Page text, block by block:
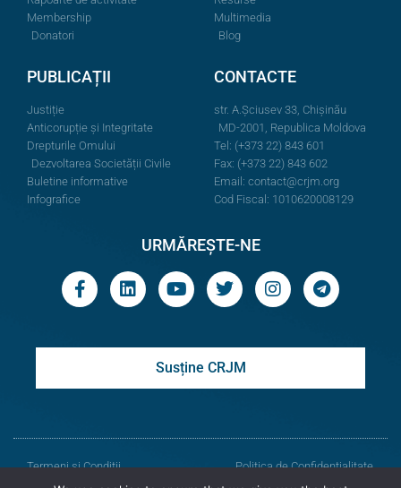
Membership
Donatori
Multimedia
Blog
PUBLICAȚII
Justiție
Anticorupție și Integritate
Drepturile Omului
Dezvoltarea Societății Civile
Buletine informative
Infografice
CONTACTE
str. A.Şciusev 33, Chișinău
MD-2001, Republica Moldova
Tel: (+373 22) 843 601
Fax: (+373 22) 843 602
Email: contact@crjm.org
Cod Fiscal: 1010620008129
URMĂREȘTE-NE
Susține CRJM
Termeni și Condiții
Politica de Confidențialitate